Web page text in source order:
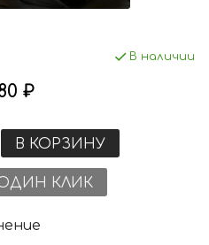
В наличии
₽
В КОРЗИНУ
КЛИК